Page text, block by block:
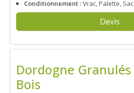
Conditionnement :Vrac, Palette, Sac
Devis
Dordogne Granulés
Bois